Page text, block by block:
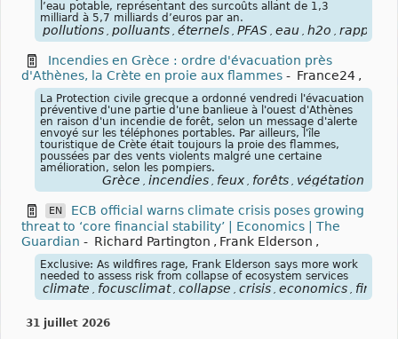
l’eau potable, représentant des surcoûts allant de 1,3
milliard à 5,7 milliards d’euros par an.
pollutions , polluants , éternels , PFAS , eau , h2o , rapport
Incendies en Grèce : ordre d'évacuation près
d'Athènes, la Crète en proie aux flammes - France24 ,
La Protection civile grecque a ordonné vendredi l'évacuation
préventive d'une partie d'une banlieue à l'ouest d'Athènes
en raison d'un incendie de forêt, selon un message d'alerte
envoyé sur les téléphones portables. Par ailleurs, l'île
touristique de Crète était toujours la proie des flammes,
poussées par des vents violents malgré une certaine
amélioration, selon les pompiers.
Grèce , incendies , feux , forêts , végétation
EN
ECB official warns climate crisis poses growing
threat to ‘core financial stability’ | Economics | The
Guardian - Richard Partington , Frank Elderson ,
Exclusive: As wildfires rage, Frank Elderson says more work
needed to assess risk from collapse of ecosystem services
climate , focusclimat , collapse , crisis , economics ,
31 juillet 2026